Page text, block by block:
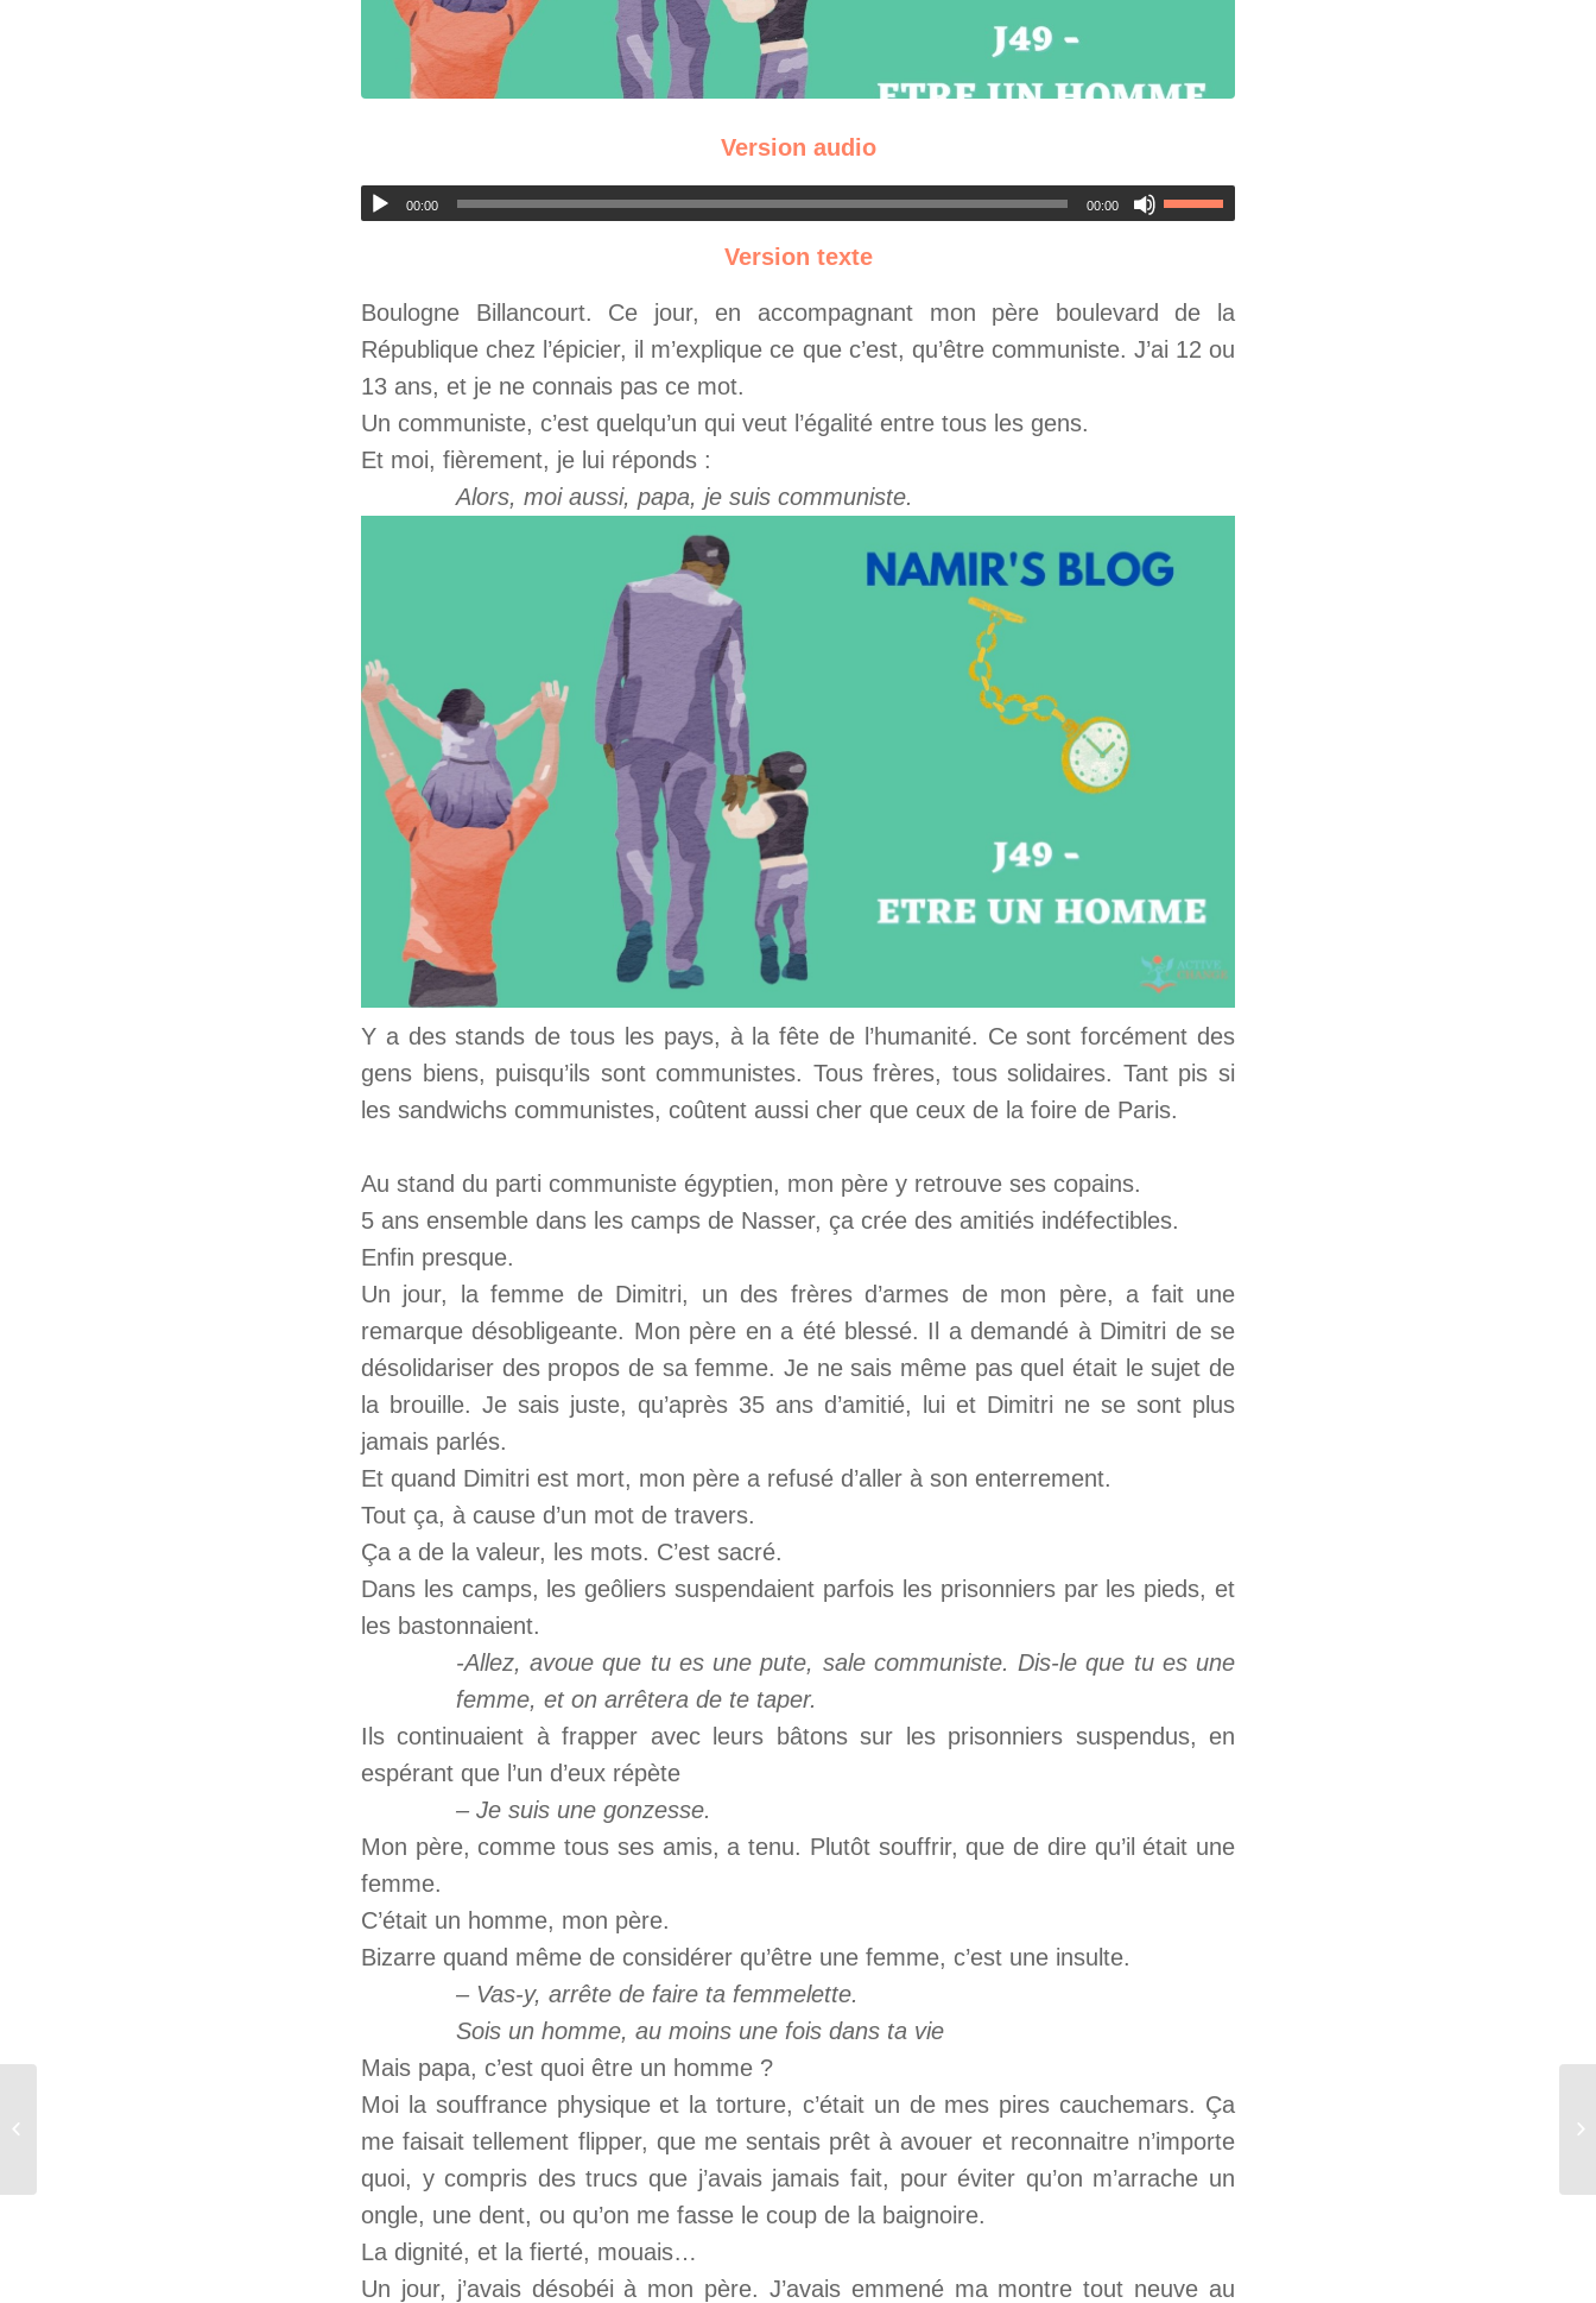
Version audio
00:00 00:00
Version texte
Boulogne Billancourt. Ce jour, en accompagnant mon père boulevard de la
République chez l’épicier, il m’explique ce que c’est, qu’être communiste. J’ai 12 ou
13 ans, et je ne connais pas ce mot.
Un communiste, c’est quelqu’un qui veut l’égalité entre tous les gens.
Et moi, fièrement, je lui réponds :
Alors, moi aussi, papa, je suis communiste.
Y a des stands de tous les pays, à la fête de l’humanité. Ce sont forcément des
gens biens, puisqu’ils sont communistes. Tous frères, tous solidaires. Tant pis si
les sandwichs communistes, coûtent aussi cher que ceux de la foire de Paris.
Au stand du parti communiste égyptien, mon père y retrouve ses copains.
5 ans ensemble dans les camps de Nasser, ça crée des amitiés indéfectibles.
Enfin presque.
Un jour, la femme de Dimitri, un des frères d’armes de mon père, a fait une
remarque désobligeante. Mon père en a été blessé. Il a demandé à Dimitri de se
désolidariser des propos de sa femme. Je ne sais même pas quel était le sujet de
la brouille. Je sais juste, qu’après 35 ans d’amitié, lui et Dimitri ne se sont plus
jamais parlés.
Et quand Dimitri est mort, mon père a refusé d’aller à son enterrement.
Tout ça, à cause d’un mot de travers.
Ça a de la valeur, les mots. C’est sacré.
Dans les camps, les geôliers suspendaient parfois les prisonniers par les pieds, et
les bastonnaient.
-Allez, avoue que tu es une pute, sale communiste. Dis-le que tu es une
femme, et on arrêtera de te taper.
Ils continuaient à frapper avec leurs bâtons sur les prisonniers suspendus, en
espérant que l’un d’eux répète
– Je suis une gonzesse.
Mon père, comme tous ses amis, a tenu. Plutôt souffrir, que de dire qu’il était une
femme.
C’était un homme, mon père.
Bizarre quand même de considérer qu’être une femme, c’est une insulte.
– Vas-y, arrête de faire ta femmelette.
Sois un homme, au moins une fois dans ta vie
Mais papa, c’est quoi être un homme ?
Moi la souffrance physique et la torture, c’était un de mes pires cauchemars. Ça
me faisait tellement flipper, que me sentais prêt à avouer et reconnaitre n’importe
quoi, y compris des trucs que j’avais jamais fait, pour éviter qu’on m’arrache un
ongle, une dent, ou qu’on me fasse le coup de la baignoire.
La dignité, et la fierté, mouais…
Un jour, j’avais désobéi à mon père. J’avais emmené ma montre tout neuve au